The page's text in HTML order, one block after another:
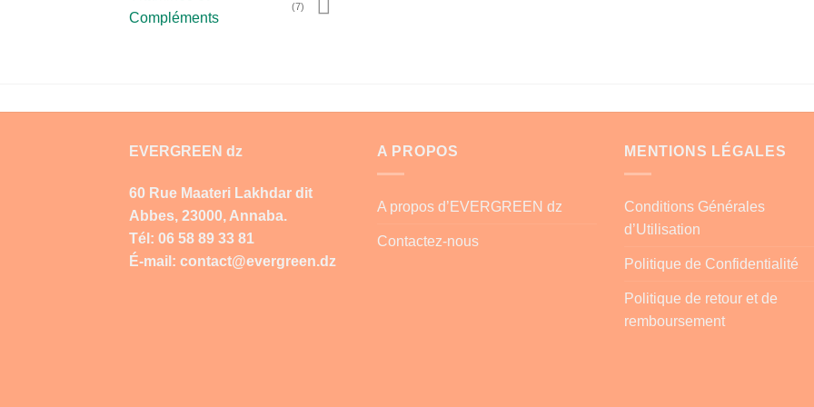
Compléments
(7)
EVERGREEN dz
60 Rue Maateri Lakhdar dit
Abbes, 23000, Annaba.
Tél: 06 58 89 33 81
É-mail: contact@evergreen.dz
A PROPOS
A propos d’EVERGREEN dz
Contactez-nous
MENTIONS LÉGALES
Conditions Générales
d’Utilisation
Politique de Confidentialité
Politique de retour et de
remboursement